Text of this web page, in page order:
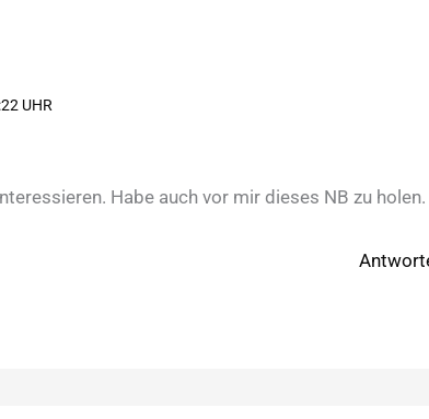
UHR
Habe auch vor mir dieses NB zu holen.